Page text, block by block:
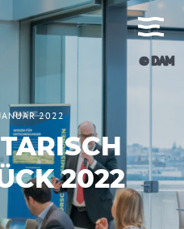
© DAM
2022
2022